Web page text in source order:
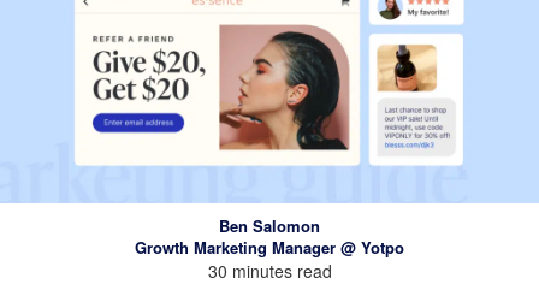
Ben Salomon
Growth Marketing Manager @ Yotpo
30 minutes read